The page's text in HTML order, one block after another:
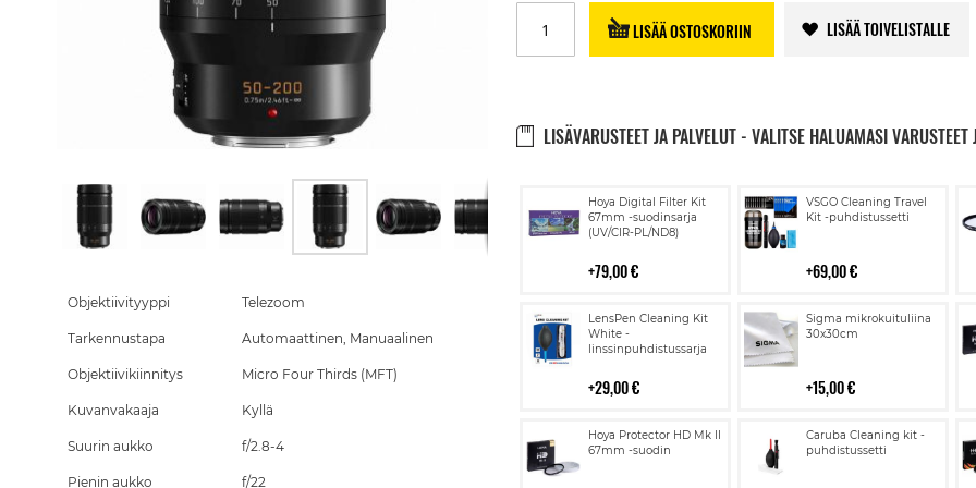
LISÄÄ OSTOSKORIIN LISÄÄ TOIVELISTALLE
LISÄVARUSTEET JA PALVELUT - VALITSE HALUAMASI
Hoya Digital Filter Kit
67mm -suodinsarja
(UV/CIR-PL/ND8)
79,00 €
Lisää
ostoskoriin
VSGO Cleaning Travel
Kit -puhdistussetti
69,00 €
Lisää
ostoskoriin
LensPen Cleaning Kit
White -
linssinpuhdistussarja
29,00 €
Lisää
ostoskoriin
Sigma mikrokuituliina
30x30cm
15,00 €
Lisää
ostoskoriin
Hoya Protector HD Mk II
67mm -suodin
Lisää
ostoskoriin
Caruba Cleaning kit -
puhdistussetti
Lisää
ostoskoriin
the
of
images
Objektiivityyppi Telezoom
Tarkennustapa Automaattinen, Manuaalinen
Objektiivikiinnitys Micro Four Thirds (MFT)
Kuvanvakaaja Kyllä
Suurin aukko f/2.8-4
Pienin aukko
f/22